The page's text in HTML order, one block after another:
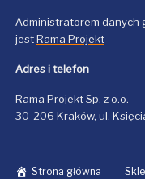
Administratorem danych
jestRama Projekt
Adres i telefon
Rama Projekt Sp. z o.o.
30-206 Kraków, ul.
Strona główna